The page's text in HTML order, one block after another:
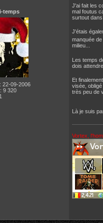
temps
22-09-2006
9 320
J'ai fait les
mal foutus
surtout
J'étais
manquée
milieu...
Les temps
dois
Et
visée,
très peu de
Là je suis
Vortex,